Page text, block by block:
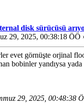
disk sürücüsü
29, 2025, 00:38:18 ÖÖ
evet görnüşte orjinal
bobinler yandıysa
29, 2025, 00:48:38